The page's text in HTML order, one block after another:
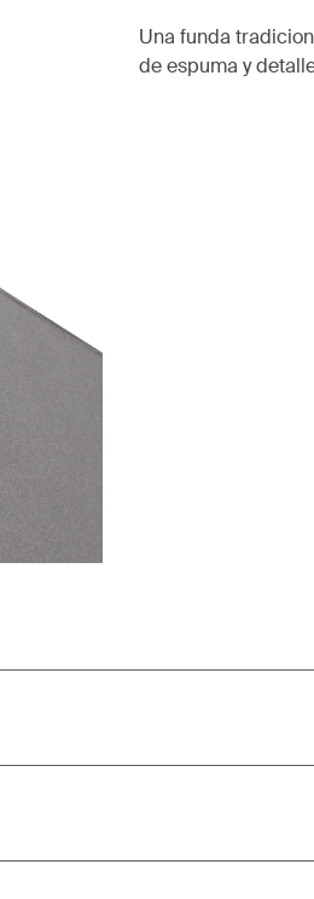
Una funda
de espuma y